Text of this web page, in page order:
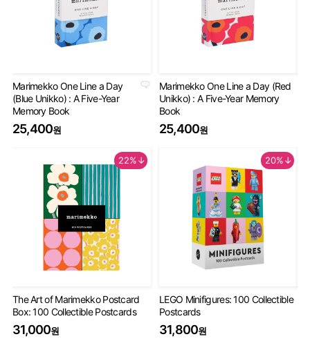
Marimekko One Line a Day
(Blue Unikko) : A Five-Year
Memory Book
25,400원
Marimekko One Line a Day (Red
Unikko) : A Five-Year Memory
Book
25,400원
22%↓
The Art of Marimekko Postcard
Box: 100 Collectible Postcards
31,000원
20%↓
LEGO Minifigures: 100 Collectible
Postcards
31,800원